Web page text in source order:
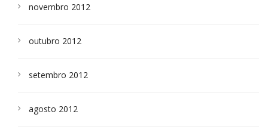
novembro 2012
outubro 2012
setembro 2012
agosto 2012